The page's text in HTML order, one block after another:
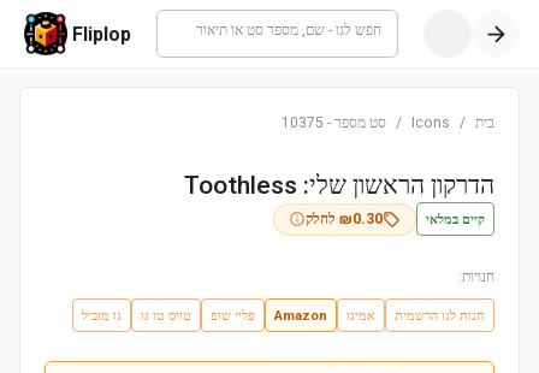
חפש לגו - שם, מספר סט או תיאור Fliplop
בית /
Icons
/ סט מספר -
10375
הדרקון הראשון שלי: Toothless
קיים במלאי ₪0.30 לחלק
חנויות:
חנות לגו הרשמית אמיגו Amazon פליי שופ טויס טו גו גו מוביל